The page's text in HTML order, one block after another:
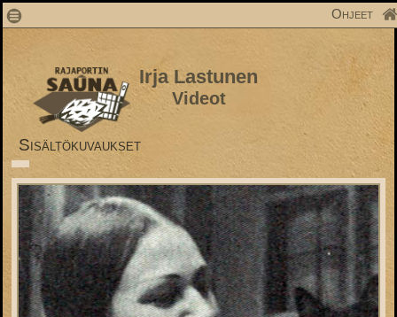
1 Ohjeet
Irja Lastunen
Videot
Sisältökuvaukset